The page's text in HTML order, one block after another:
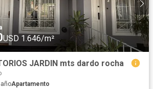
USD 1.646/m²
JARDIN mts dardo rocha
Apartamento